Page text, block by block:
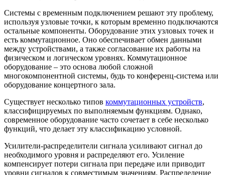
Системы с временным подключением решают эту проблему,
используя узловые точки, к которым временно подключаются
остальные компоненты. Оборудование этих узловых точек и
есть коммутационное. Оно обеспечивает обмен данными
между устройствами, а также согласование их работы на
физическом и логическом уровнях. Коммутационное
оборудование – это основа любой сложной
многокомпонентной системы, будь то конференц-система или
оборудование концертного зала.
Существует несколько типов коммутационных устройств,
классифицируемых по выполняемым функциям. Однако,
современное оборудование часто сочетает в себе несколько
функций, что делает эту классификацию условной.
Усилители-распределители сигнала усиливают сигнал до
необходимого уровня и распределяют его. Усиление
компенсирует потери сигнала при передаче или приводит
уровни сигналов к совместимым значениям. Распределение